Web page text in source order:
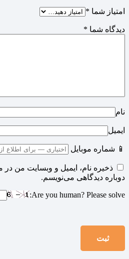
امتیاز شما *
دیدگاه شما *
نام
ایمیل
📱 شماره موبایل
ذخیره نام، ایمیل و وبسایت من در
دوباره دیدگاهی می‌نویسم.
Are you human? Please solve: